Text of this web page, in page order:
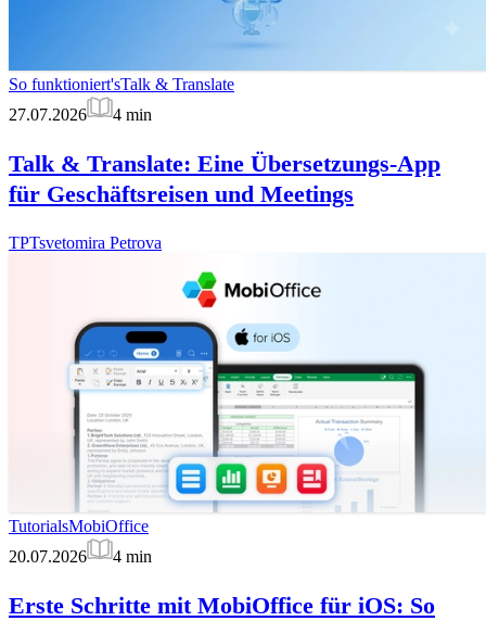
So funktioniert'sTalk & Translate
27.07.2026
4 min
Talk & Translate: Eine Übersetzungs-App
für Geschäftsreisen und Meetings
TPTsvetomira Petrova
TutorialsMobiOffice
20.07.2026
4 min
Erste Schritte mit MobiOffice für iOS: So